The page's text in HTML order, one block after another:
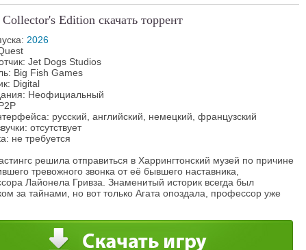
Edition скачать торрент
2026
Jet Dogs Studios
Big Fish Games
Digital
Неофициальный
русский, английский, немецкий, французский
отсутствует
не требуется
решила отправиться в Харрингтонский музей по причине
тревожного звонка от её бывшего наставника,
Лайонела Гривза. Знаменитый историк всегда был
за тайнами, но вот только Агата опоздала, профессор уже